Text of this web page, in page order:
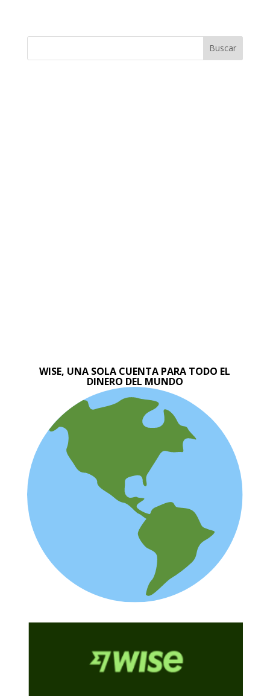
Buscar
WISE, UNA SOLA CUENTA PARA TODO EL
DINERO DEL MUNDO